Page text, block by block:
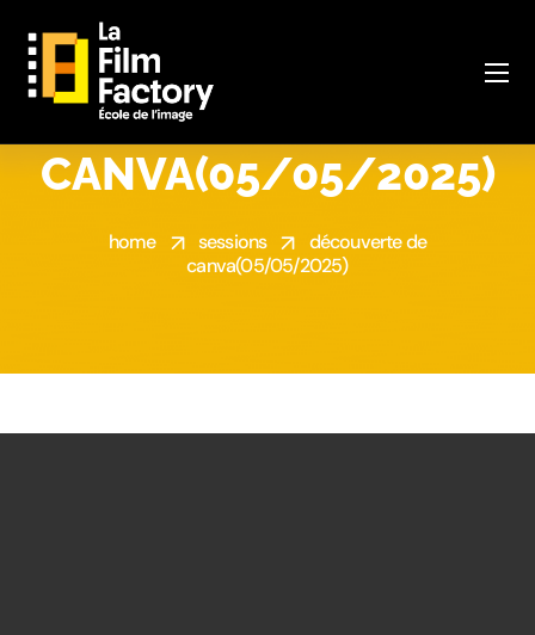
DÉCOUVERTE DE
CANVA(05/05/2025)
home sessions
découverte de
canva(05/05/2025)